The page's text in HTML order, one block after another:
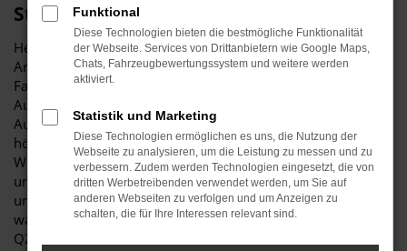
Stiglmayr
Herzlich willkommen bei Autohaus Stiglmayr – Ihre erste
Anlaufstelle für exzellente Audi Q2 Gebrauchtwagen
Fahrzeuge für Freising und Umgebung! Unser renommiertes
Autohaus ist stolz darauf, Ihnen eine herausragende
Auswahl an Audi Q2 Gebrauchtwagen zu präsentieren, die
höchste Standards in Sachen Qualität und Leistung erfüllen.
Wir sind seit Jahren Ihr vertrauenswürdiger Partner, wenn es
um erstklassige Automobile geht. Erfahren Sie mehr über
unsere beeindruckende Audi Q2 Gebrauchtwagen Flotte und
warum Autohaus Stiglmayr die bevorzugte Adresse für Audi
Q2 Gebrauchtwagen Liebhaber ist.
Funktional
Diese Technologien bieten die bestmögliche Funktionalität
der Webseite. Services von Drittanbietern wie Google Maps,
Chats, Fahrzeugbewertungssystem und weitere werden
aktiviert.
Statistik und Marketing
Diese Technologien ermöglichen es uns, die Nutzung der
Webseite zu analysieren, um die Leistung zu messen und zu
verbessern. Zudem werden Technologien eingesetzt, die von
dritten Werbetreibenden verwendet werden, um Sie auf
anderen Webseiten zu verfolgen und um Anzeigen zu
schalten, die für Ihre Interessen relevant sind.